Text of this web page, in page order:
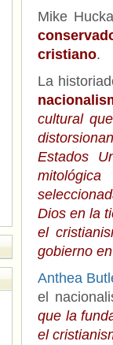
Mike
cristiano.
La
cultural
Estados
Dios en la
el
gobierno
Anthea
el
que la
el